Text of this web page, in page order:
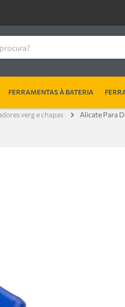
FERRAMENTAS À BATERIA
verg e chapas
Alicate Para